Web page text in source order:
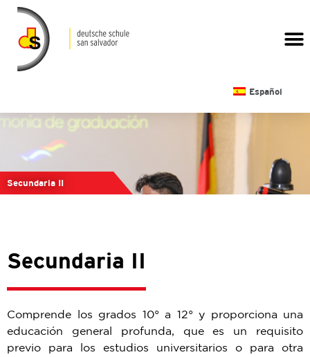
Español
Secundaria II
Secundaria II
Comprende los grados 10° a 12° y proporciona una
educación general profunda, que es un requisito
previo para los estudios universitarios o para otra